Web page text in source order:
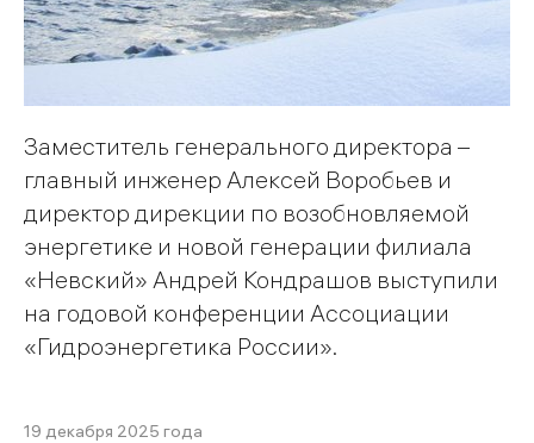
Заместитель генерального директора –
главный инженер Алексей Воробьев и
директор дирекции по возобновляемой
энергетике и новой генерации филиала
«Невский» Андрей Кондрашов выступили
на годовой конференции Ассоциации
«Гидроэнергетика России».
19 декабря 2025 года